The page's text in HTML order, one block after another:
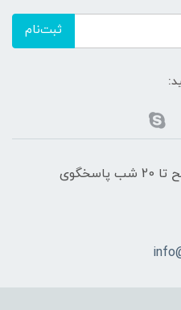
ثبت‌نام
هفت روز هفته، از ساعت 8 صبح تا 20 شب پاسخگوی